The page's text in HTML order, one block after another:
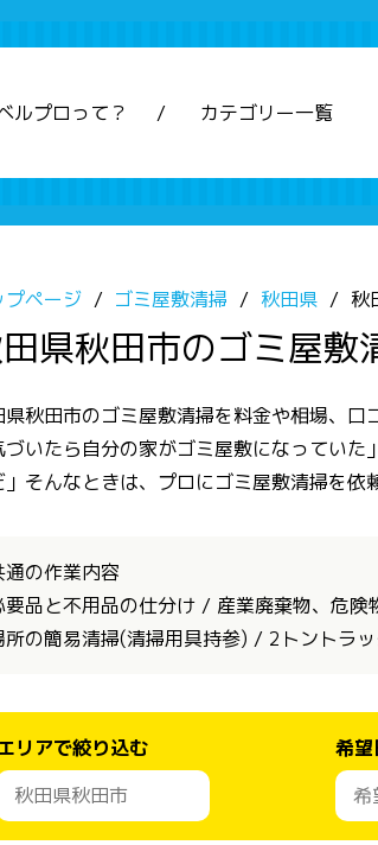
ルプロって？ カテゴリー一覧
プページ ゴミ屋敷清掃 秋田県 秋
県秋田市のゴミ屋敷
県秋田市のゴミ屋敷清掃を料金や相場、口
づいたら自分の家がゴミ屋敷になってい
」そんなときは、プロにゴミ屋敷清掃を依
通の作業内容
要品と不用品の仕分け / 産業廃棄物、危
所の簡易清掃(清掃用具持参) / 2トントラ
エリアで絞り込む
希